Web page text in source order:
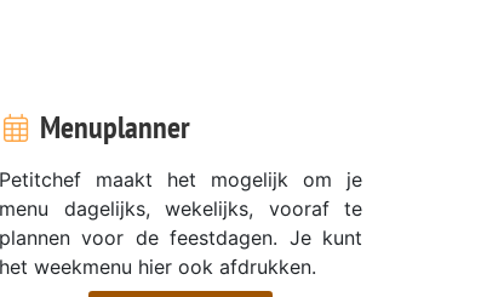
Menuplanner
Petitchef maakt het mogelijk om je
menu dagelijks, wekelijks, vooraf te
plannen voor de feestdagen. Je kunt
het weekmenu hier ook afdrukken.